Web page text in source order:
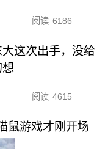
阅读 6186
这次出手，没给
阅读 4615
鼠游戏才刚开场